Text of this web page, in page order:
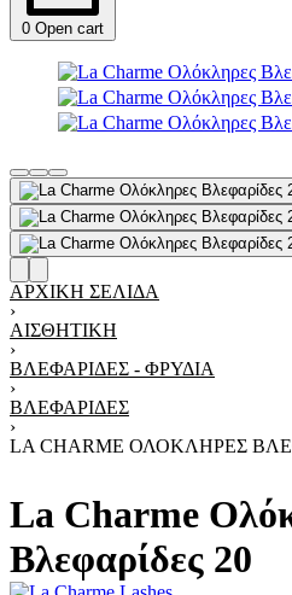
0 Open cart
ΑΡΧΙΚΉ ΣΕΛΊΔΑ
›
ΑΙΣΘΗΤΙΚΉ
›
ΒΛΕΦΑΡΊΔΕΣ - ΦΡΎΔΙΑ
›
ΒΛΕΦΑΡΊΔΕΣ
›
LA CHARME ΟΛΌΚΛΗΡΕΣ
La Charme
Βλεφαρίδες 20